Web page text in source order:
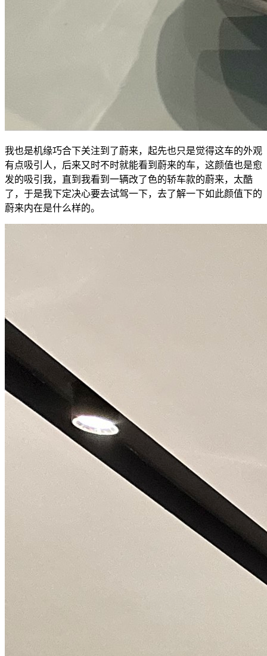
我也是机缘巧合下关注到了蔚来，起先也只是觉得这车的外观
有点吸引人，后来又时不时就能看到蔚来的车，这颜值也是愈
发的吸引我，直到我看到一辆改了色的轿车款的蔚来，太酷
了，于是我下定决心要去试驾一下，去了解一下如此颜值下的
蔚来内在是什么样的。